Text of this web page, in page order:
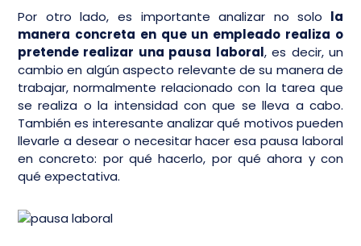
Por otro lado, es importante analizar no solo la
manera concreta en que un empleado realiza o
pretende realizar una pausa laboral, es decir, un
cambio en algún aspecto relevante de su manera de
trabajar, normalmente relacionado con la tarea que
se realiza o la intensidad con que se lleva a cabo.
También es interesante analizar qué motivos pueden
llevarle a desear o necesitar hacer esa pausa laboral
en concreto: por qué hacerlo, por qué ahora y con
qué expectativa.